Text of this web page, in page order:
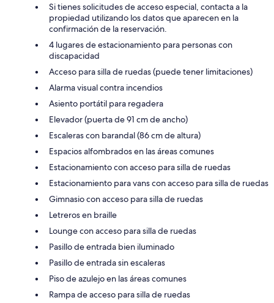
Si tienes solicitudes de acceso especial, contacta a la
propiedad utilizando los datos que aparecen en la
confirmación de la reservación.
4 lugares de estacionamiento para personas con
discapacidad
Acceso para silla de ruedas (puede tener limitaciones)
Alarma visual contra incendios
Asiento portátil para regadera
Elevador (puerta de 91 cm de ancho)
Escaleras con barandal (86 cm de altura)
Espacios alfombrados en las áreas comunes
Estacionamiento con acceso para silla de ruedas
Estacionamiento para vans con acceso para silla de ruedas
Gimnasio con acceso para silla de ruedas
Letreros en braille
Lounge con acceso para silla de ruedas
Pasillo de entrada bien iluminado
Pasillo de entrada sin escaleras
Piso de azulejo en las áreas comunes
Rampa de acceso para silla de ruedas